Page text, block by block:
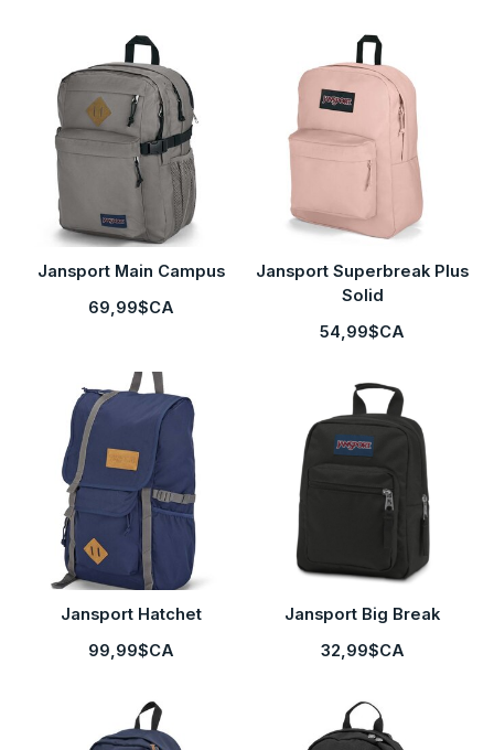
Jansport Main Campus
69,99$CA
Jansport Superbreak Plus
Solid
54,99$CA
Jansport Hatchet
99,99$CA
Jansport Big Break
32,99$CA